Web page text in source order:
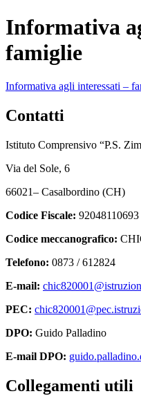
Informativa
famiglie
Informativa agli interessati –
Contatti
Istituto Comprensivo “P.S.
Via del Sole, 6
66021– Casalbordino (CH)
Codice Fiscale: 92048110693
Codice meccanografico:
Telefono: 0873 / 612824
E-mail:
PEC:
DPO: Guido Palladino
E-mail DPO:
Collegamenti utili